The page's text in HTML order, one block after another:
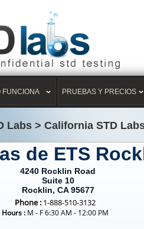
FUNCIONA PRUEBAS Y PRECIOS
Labs > California STD
de ETS
4240 Rocklin Road
Suite 10
Rocklin, CA 95677
Phone : 1-888-510-3132
Hours :M - F 6:30 AM - 12:00 PM